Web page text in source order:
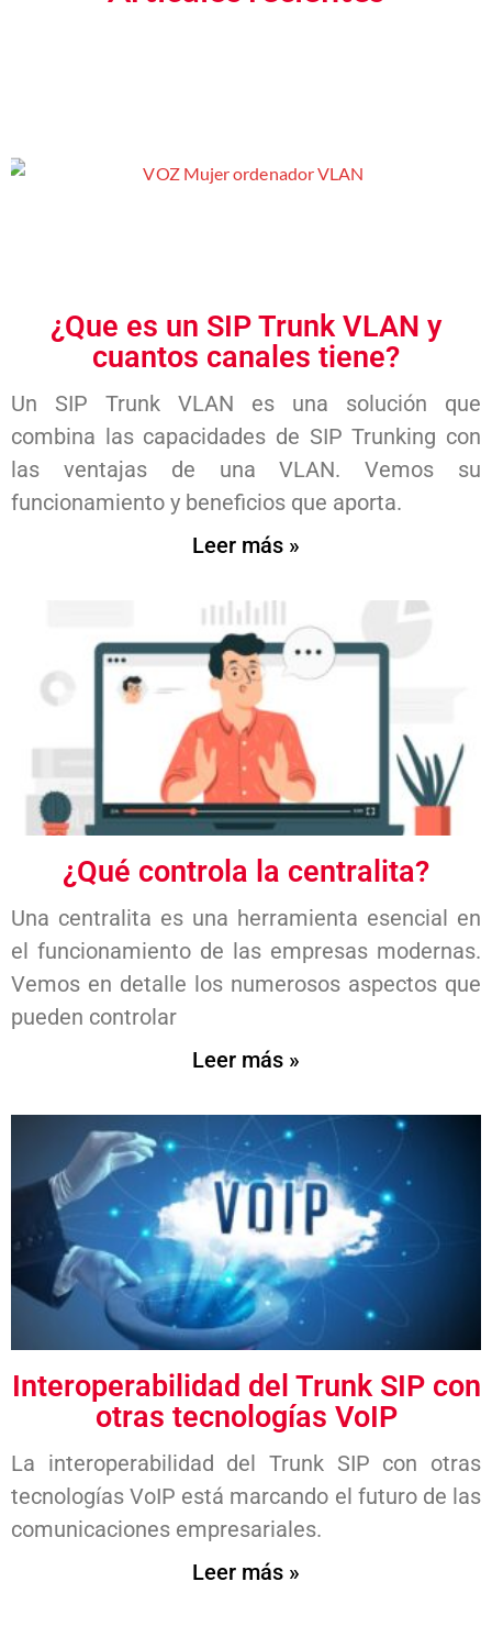
¿Que es un SIP Trunk VLAN y
cuantos canales tiene?
Un SIP Trunk VLAN es una solución que
combina las capacidades de SIP Trunking con
las ventajas de una VLAN. Vemos su
funcionamiento y beneficios que aporta.
Leer más »
¿Qué controla la centralita?
Una centralita es una herramienta esencial en
el funcionamiento de las empresas modernas.
Vemos en detalle los numerosos aspectos que
pueden controlar
Leer más »
Interoperabilidad del Trunk SIP con
otras tecnologías VoIP
La interoperabilidad del Trunk SIP con otras
tecnologías VoIP está marcando el futuro de las
comunicaciones empresariales.
Leer más »